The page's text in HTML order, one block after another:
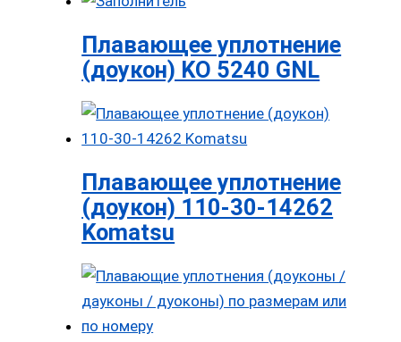
Плавающее уплотнение
(доукон) KO 5240 GNL
Плавающее уплотнение
(доукон) 110-30-14262
Komatsu